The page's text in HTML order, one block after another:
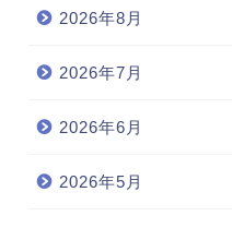
2026年8月
2026年7月
2026年6月
2026年5月